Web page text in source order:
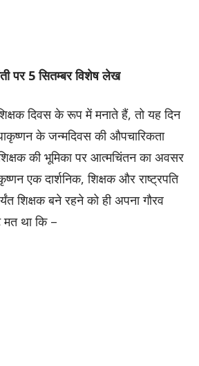
पर 5 सितम्बर विशेष लेख
दिवस के रूप में मनाते हैं, तो यह दिन
के जन्मदिवस की औपचारिकता
की भूमिका पर आत्मचिंतन का अवसर
एक दार्शनिक, शिक्षक और राष्ट्रपति
शिक्षक बने रहने को ही अपना गौरव
था कि –